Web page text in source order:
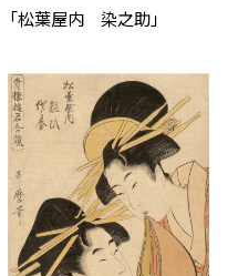
「松葉屋内 染之助」